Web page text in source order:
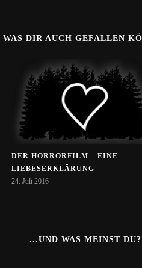
WAS DIR AUCH GEFALLEN
DER HORRORFILM – EINE
LIEBESERKLÄRUNG
24. Juli 2016
...UND WAS MEINST DU?